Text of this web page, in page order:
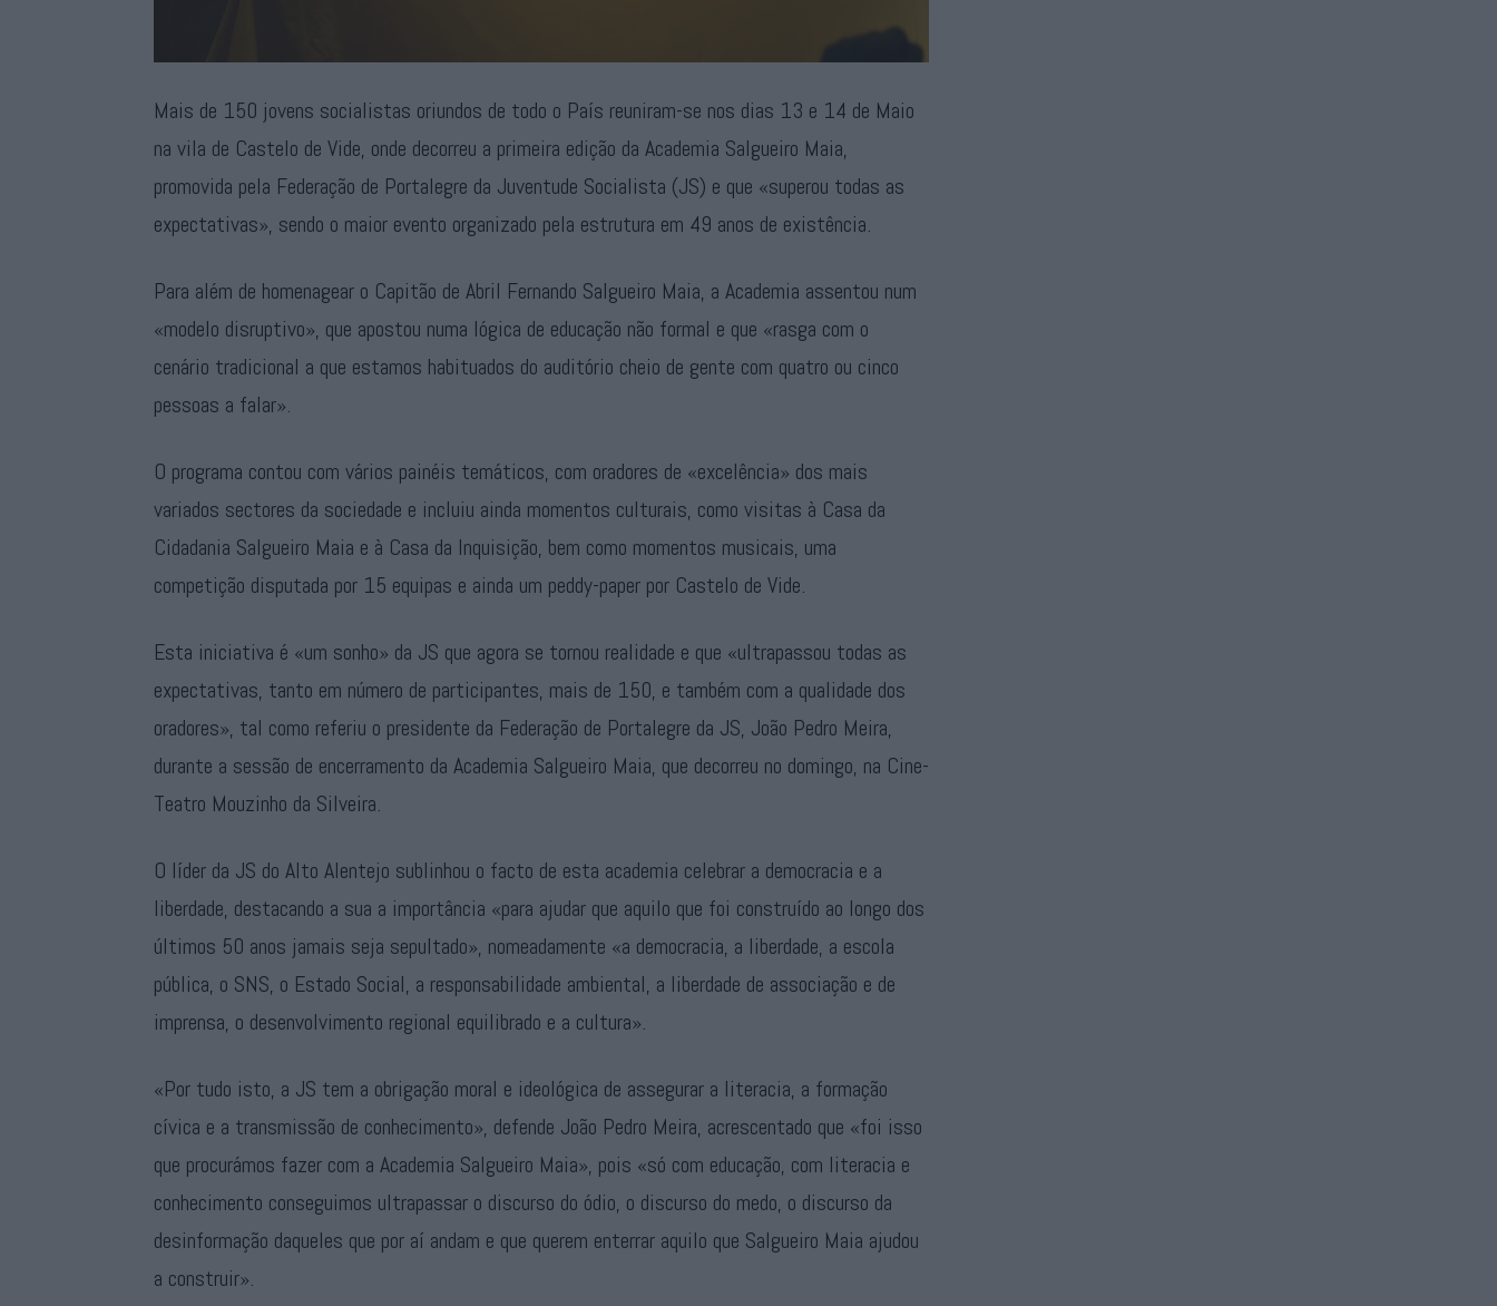
Mais de 150 jovens socialistas oriundos de todo o País reuniram-se nos dias 13 e 14 de Maio
na vila de Castelo de Vide, onde decorreu a primeira edição da Academia Salgueiro Maia,
promovida pela Federação de Portalegre da Juventude Socialista (JS) e que «superou todas as
expectativas», sendo o maior evento organizado pela estrutura em 49 anos de existência.
Para além de homenagear o Capitão de Abril Fernando Salgueiro Maia, a Academia assentou num
«modelo disruptivo», que apostou numa lógica de educação não formal e que «rasga com o
cenário tradicional a que estamos habituados do auditório cheio de gente com quatro ou cinco
pessoas a falar».
O programa contou com vários painéis temáticos, com oradores de «excelência» dos mais
variados sectores da sociedade e incluiu ainda momentos culturais, como visitas à Casa da
Cidadania Salgueiro Maia e à Casa da Inquisição, bem como momentos musicais, uma
competição disputada por 15 equipas e ainda um peddy-paper por Castelo de Vide.
Esta iniciativa é «um sonho» da JS que agora se tornou realidade e que «ultrapassou todas as
expectativas, tanto em número de participantes, mais de 150, e também com a qualidade dos
oradores», tal como referiu o presidente da Federação de Portalegre da JS, João Pedro Meira,
durante a sessão de encerramento da Academia Salgueiro Maia, que decorreu no domingo, na Cine-
Teatro Mouzinho da Silveira.
O líder da JS do Alto Alentejo sublinhou o facto de esta academia celebrar a democracia e a
liberdade, destacando a sua a importância «para ajudar que aquilo que foi construído ao longo dos
últimos 50 anos jamais seja sepultado», nomeadamente «a democracia, a liberdade, a escola
pública, o SNS, o Estado Social, a responsabilidade ambiental, a liberdade de associação e de
imprensa, o desenvolvimento regional equilibrado e a cultura».
«Por tudo isto, a JS tem a obrigação moral e ideológica de assegurar a literacia, a formação
cívica e a transmissão de conhecimento», defende João Pedro Meira, acrescentado que «foi isso
que procurámos fazer com a Academia Salgueiro Maia», pois «só com educação, com literacia e
conhecimento conseguimos ultrapassar o discurso do ódio, o discurso do medo, o discurso da
desinformação daqueles que por aí andam e que querem enterrar aquilo que Salgueiro Maia ajudou
a construir».